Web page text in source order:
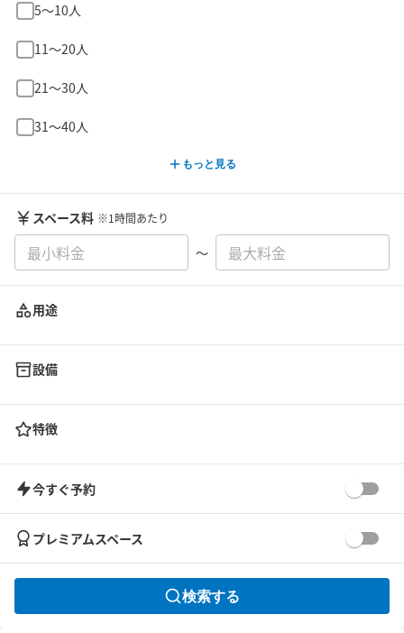
5〜10人
11〜20人
21〜30人
31〜40人
もっと見る
スペース料 ※1時間あたり
〜
用途
設備
特徴
今すぐ予約
プレミアムスペース
検索する